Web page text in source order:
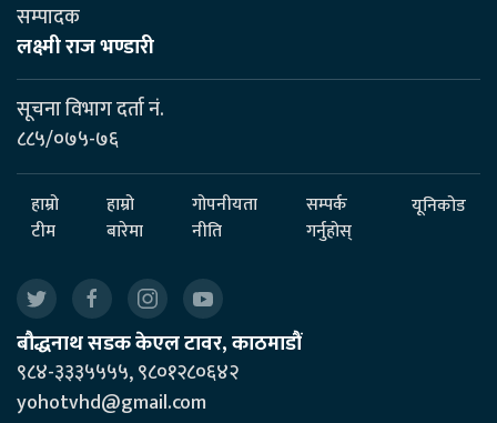
सम्पादक
लक्ष्मी राज भण्डारी
सूचना विभाग दर्ता नं.
८८५/०७५-७६
हाम्रो
टीम
हाम्रो
बारेमा
गोपनीयता
नीति
सम्पर्क
गर्नुहोस्
यूनिकोड
बौद्धनाथ सडक केएल टावर, काठमाडौं
९८४-३३३५५५५, ९८०१२८०६४२
yohotvhd@gmail.com